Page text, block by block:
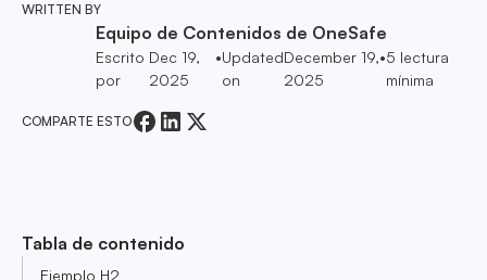
WRITTEN BY
Equipo de Contenidos de OneSafe
Escrito
por
Dec 19,
2025
•Updated
on
December 19,
2025
•5 lectura
mínima
COMPARTE ESTO
Tabla de contenido
Ejemplo H2